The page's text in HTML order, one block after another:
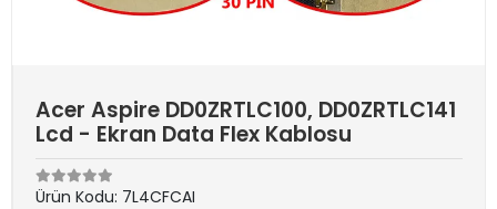
Acer Aspire DD0ZRTLC100, DD0ZRTLC141
Lcd - Ekran Data Flex Kablosu
Ürün Kodu: 7L4CFCAI